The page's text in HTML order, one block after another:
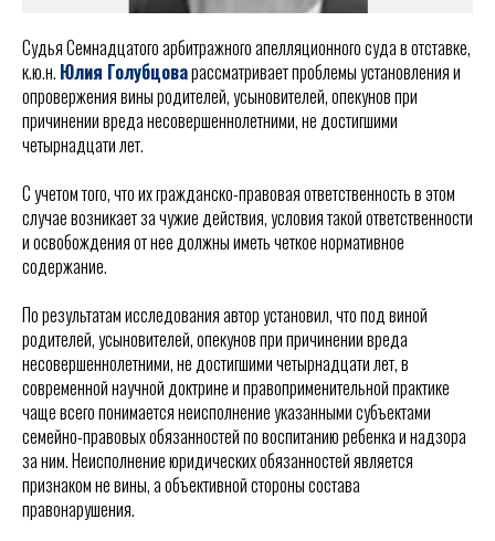
Судья Семнадцатого арбитражного апелляционного суда в отставке,
к.ю.н. Юлия Голубцоварассматривает проблемы установления и
опровержения вины родителей, усыновителей, опекунов при
причинении вреда несовершеннолетними, не достигшими
четырнадцати лет.
С учетом того, что их гражданско-правовая ответственность в этом
случае возникает за чужие действия, условия такой ответственности
и освобождения от нее должны иметь четкое нормативное
содержание.
По результатам исследования автор установил, что под виной
родителей, усыновителей, опекунов при причинении вреда
несовершеннолетними, не достигшими четырнадцати лет, в
современной научной доктрине и правоприменительной практике
чаще всего понимается неисполнение указанными субъектами
семейно-правовых обязанностей по воспитанию ребенка и надзора
за ним. Неисполнение юридических обязанностей является
признаком не вины, а объективной стороны состава
правонарушения.